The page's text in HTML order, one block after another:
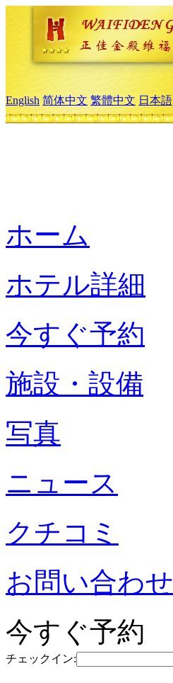
English 简体中文 繁體中文 日本語
ホーム
ホテル詳細
今すぐ予約
施設・設備
写真
ニュース
クチコミ
お問い合わせ
今すぐ予約
チェックイン: